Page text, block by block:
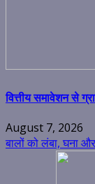
वित्तीय समावेशन से
August 7, 2026
बालों को लंबा, घना